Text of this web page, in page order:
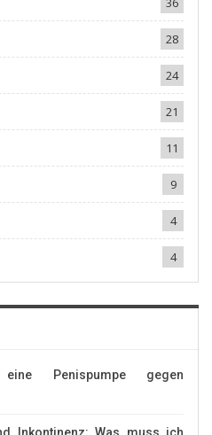
28
24
21
11
9
4
4
Penispumpe gegen
Inkontinenz: Was muss ich